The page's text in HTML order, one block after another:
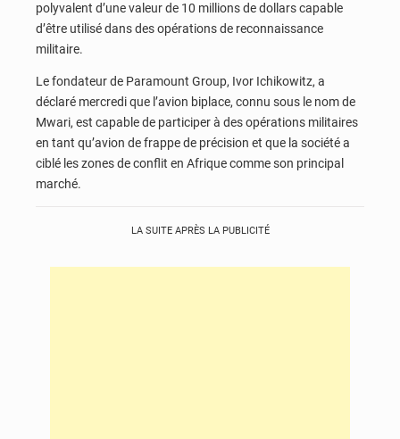
polyvalent d’une valeur de 10 millions de dollars capable
d’être utilisé dans des opérations de reconnaissance
militaire.
Le fondateur de Paramount Group, Ivor Ichikowitz, a
déclaré mercredi que l’avion biplace, connu sous le nom de
Mwari, est capable de participer à des opérations militaires
en tant qu’avion de frappe de précision et que la société a
ciblé les zones de conflit en Afrique comme son principal
marché.
LA SUITE APRÈS LA PUBLICITÉ